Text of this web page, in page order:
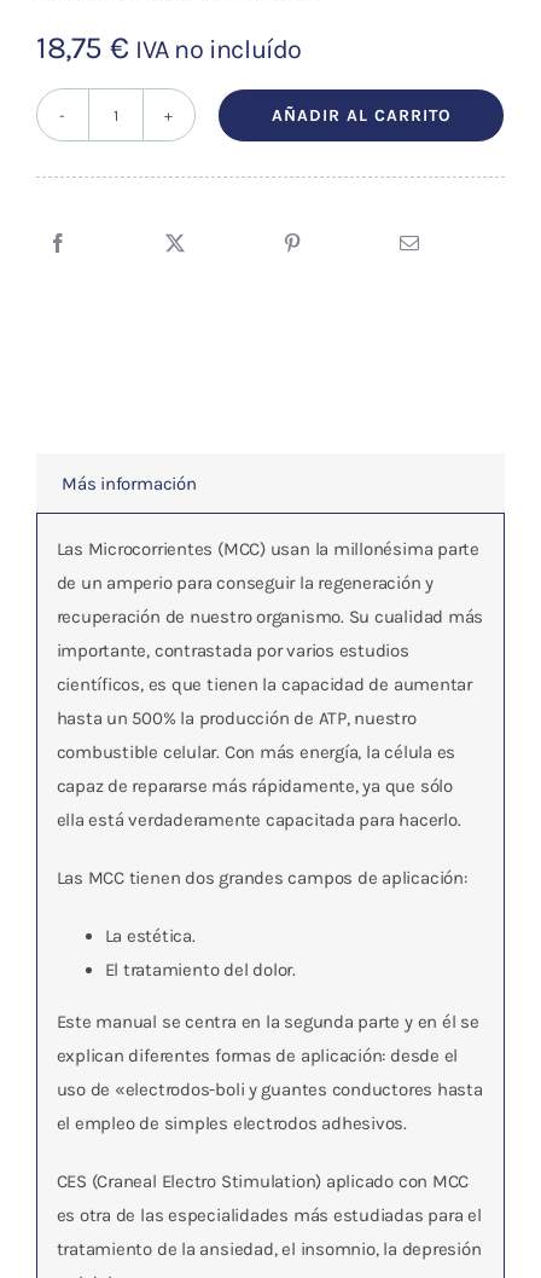
18,75 € IVA no incluído
MICROCORRIENTES
TRATAMIENTO
AÑADIR AL CARRITO
Más información
Las Microcorrientes (MCC) usan la millonésima parte
de un amperio para conseguir la regeneración y
recuperación de nuestro organismo. Su cualidad más
importante, contrastada por varios estudios
científicos, es que tienen la capacidad de aumentar
hasta un 500% la producción de ATP, nuestro
combustible celular. Con más energía, la célula es
capaz de repararse más rápidamente, ya que sólo
ella está verdaderamente capacitada para hacerlo.
Las MCC tienen dos grandes campos de aplicación:
La estética.
El tratamiento del dolor.
Este manual se centra en la segunda parte y en él se
explican diferentes formas de aplicación: desde el
uso de «electrodos-boli y guantes conductores hasta
el empleo de simples electrodos adhesivos.
CES (Craneal Electro Stimulation) aplicado con MCC
es otra de las especialidades más estudiadas para el
tratamiento de la ansiedad, el insomnio, la depresión